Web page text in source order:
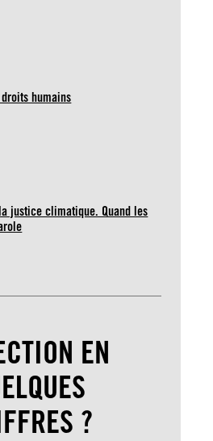
humains
justice climatique. Quand les
EN
?